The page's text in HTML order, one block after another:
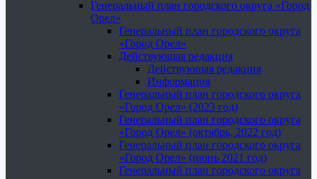
Генеральный план городского округа «Город
Орел»
Генеральный план городского округа
«Город Орел»
Действующая редакция
Действующая редакция
Информация
Генеральный план городского округа
«Город Орел» (2023 год)
Генеральный план городского округа
«Город Орел» (октябрь, 2022 год)
Генеральный план городского округа
«Город Орел» (июнь 2021 год)
Генеральный план городского округа